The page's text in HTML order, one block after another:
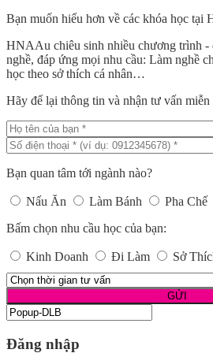
Bạn muốn hiểu hơn về các khóa học tại
HNAAu chiêu sinh nhiều chương trình -
nghề, đáp ứng mọi nhu cầu: Làm nghề
học theo sở thích cá nhân…
Hãy để lại thông tin và nhận tư vấn miễn
Bạn quan tâm tới ngành nào?
Nấu Ăn Làm Bánh
Pha Chế
Bấm chọn nhu cầu học của bạn:
Kinh Doanh Đi Làm Sở
Đăng nhập